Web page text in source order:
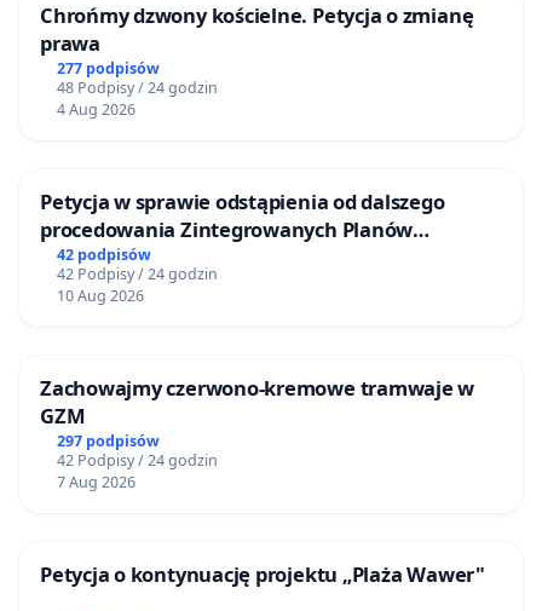
Chrońmy dzwony kościelne. Petycja o zmianę
prawa
277 podpisów
48 Podpisy / 24 godzin
4 Aug 2026
Petycja w sprawie odstąpienia od dalszego
procedowania Zintegrowanych Planów
Inwestycyjnych „Myślenice – Barnasiówka” oraz
„Myślenice – Bukówka”
42 podpisów
42 Podpisy / 24 godzin
10 Aug 2026
Zachowajmy czerwono-kremowe tramwaje w
GZM
297 podpisów
42 Podpisy / 24 godzin
7 Aug 2026
Petycja o kontynuację projektu „Plaża Wawer"